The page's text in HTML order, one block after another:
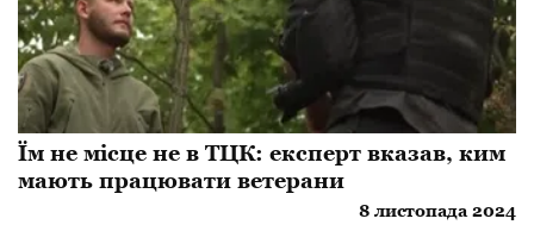
Їм не місце не в ТЦК: експерт вказав, ким
мають працювати ветерани
8 листопада 2024